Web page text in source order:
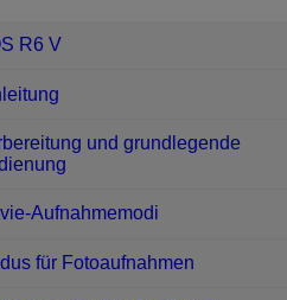
R6 V
und grundlegende
Aufnahmemodi
für Fotoaufnahmen